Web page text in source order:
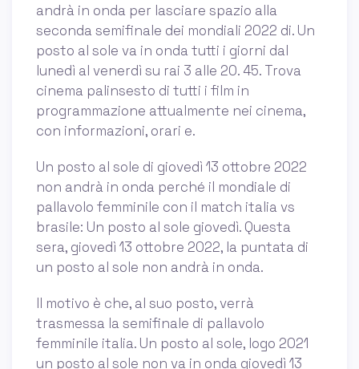
andrà in onda per lasciare spazio alla
seconda semifinale dei mondiali 2022 di. Un
posto al sole va in onda tutti i giorni dal
lunedì al venerdì su rai 3 alle 20. 45. Trova
cinema palinsesto di tutti i film in
programmazione attualmente nei cinema,
con informazioni, orari e.
Un posto al sole di giovedì 13 ottobre 2022
non andrà in onda perché il mondiale di
pallavolo femminile con il match italia vs
brasile: Un posto al sole giovedì. Questa
sera, giovedì 13 ottobre 2022, la puntata di
un posto al sole non andrà in onda.
Il motivo è che, al suo posto, verrà
trasmessa la semifinale di pallavolo
femminile italia. Un posto al sole, logo 2021
un posto al sole non va in onda giovedì 13